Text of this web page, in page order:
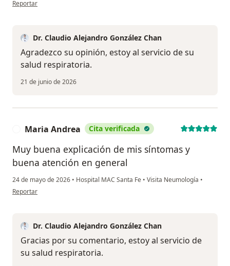
Reportar
Dr. Claudio Alejandro González Chan
Agradezco su opinión, estoy al servicio de su
salud respiratoria.
21 de junio de 2026
Maria Andrea Cita verificada
Muy buena explicación de mis síntomas y
buena atención en general
24 de mayo de 2026 • Hospital MAC Santa Fe • Visita Neumología •
en opinión del usuario Maria Andrea
Reportar
Dr. Claudio Alejandro González Chan
Gracias por su comentario, estoy al servicio de
su salud respiratoria.